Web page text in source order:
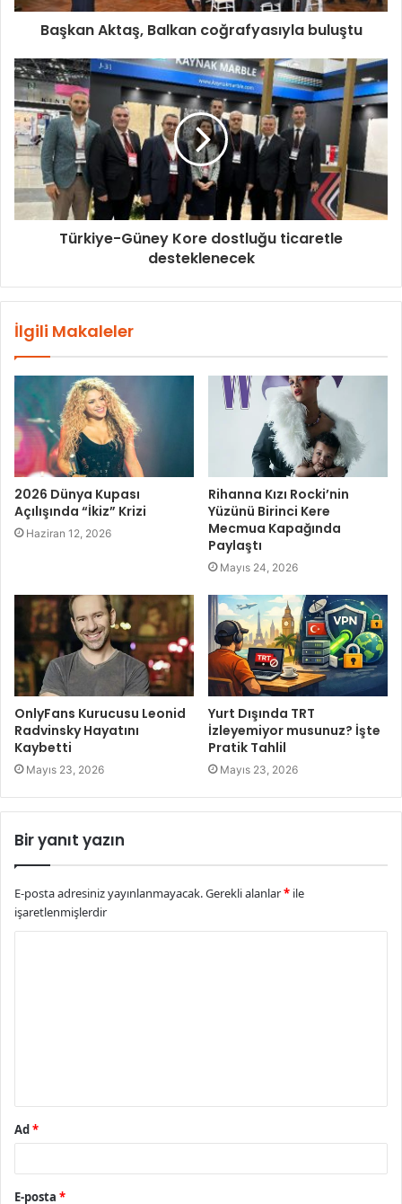
Başkan Aktaş, Balkan coğrafyasıyla buluştu
Türkiye-Güney Kore dostluğu ticaretle
desteklenecek
İlgili Makaleler
2026 Dünya Kupası
Açılışında “İkiz” Krizi
Haziran 12, 2026
Rihanna Kızı Rocki’nin
Yüzünü Birinci Kere
Mecmua Kapağında
Paylaştı
Mayıs 24, 2026
OnlyFans Kurucusu Leonid
Radvinsky Hayatını
Kaybetti
Mayıs 23, 2026
Yurt Dışında TRT
İzleyemiyor musunuz? İşte
Pratik Tahlil
Mayıs 23, 2026
Bir yanıt yazın
E-posta adresiniz yayınlanmayacak.Gerekli alanlar* ile
işaretlenmişlerdir
Ad*
E-posta *